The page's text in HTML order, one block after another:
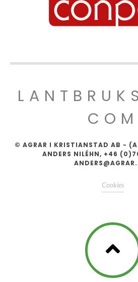
COM
© AGRAR I KRISTIANSTAD AB -
ANDERS NILÉHN, +46
Cookies